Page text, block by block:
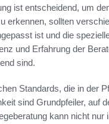
ist entscheidend, um
erkennen, sollten
ist und die
und Erfahrung der
sind.
Standards, die in der
sind Grundpfeiler, auf
kann nicht